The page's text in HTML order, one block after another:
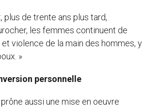
plus de trente ans plus tard,
les femmes continuent de
violence de la main des hommes, y
»
personnelle
aussi une mise en oeuvre